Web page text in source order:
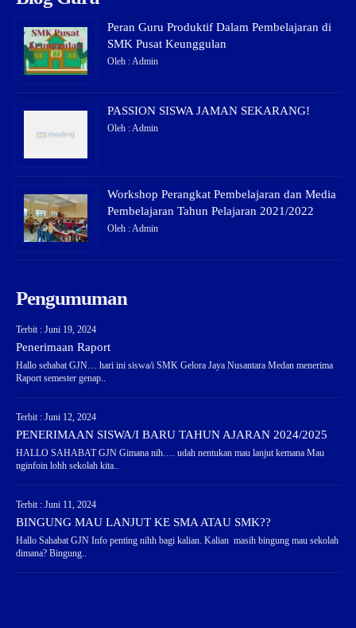
Peran Guru Produktif Dalam Pembelajaran di
SMK Pusat Keunggulan
Oleh : Admin
PASSION SISWA JAMAN SEKARANG!
Oleh : Admin
Workshop Perangkat Pembelajaran dan Media
Pembelajaran Tahun Pelajaran 2021/2022
Oleh : Admin
Pengumuman
Terbit : Juni 19, 2024
Penerimaan Raport
Hallo sehabat GJN… hari ini siswa/i SMK Gelora Jaya Nusantara Medan menerima
Raport semester genap..
Terbit : Juni 12, 2024
PENERIMAAN SISWA/I BARU TAHUN AJARAN 2024/2025
HALLO SAHABAT GJN Gimana nih…. udah nentukan mau lanjut kemana Mau
nginfoin lohh sekolah kita..
Terbit : Juni 11, 2024
BINGUNG MAU LANJUT KE SMA ATAU SMK??
Hallo Sahabat GJN Info penting nihh bagi kalian. Kalian masih bingung mau sekolah
dimana? Bingung..